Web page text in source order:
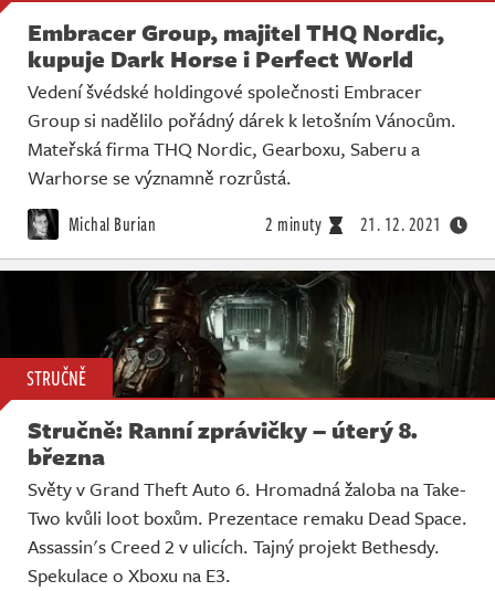
Embracer Group, majitel THQ Nordic,
kupuje Dark Horse i Perfect World
Vedení švédské holdingové společnosti Embracer
Group si nadělilo pořádný dárek k letošním Vánocům.
Mateřská firma THQ Nordic, Gearboxu, Saberu a
Warhorse se významně rozrůstá.
Michal Burian 2 minuty 21. 12. 2021
STRUČNĚ
Stručně: Ranní zprávičky – úterý 8.
března
Světy v Grand Theft Auto 6. Hromadná žaloba na Take-
Two kvůli loot boxům. Prezentace remaku Dead Space.
Assassin's Creed 2 v ulicích. Tajný projekt Bethesdy.
Spekulace o Xboxu na E3.